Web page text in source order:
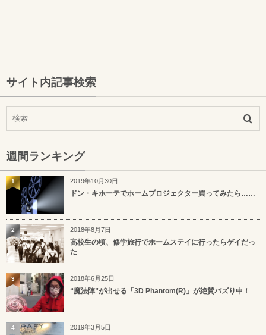
サイト内記事検索
週間ランキング
2019年10月30日
ドン・キホーテでホームプロジェクター買ってみたら……
1
2018年8月7日
高校生の頃、修学旅行でホームステイに行ったらゲイだっ
た
2
2018年6月25日
“魔法陣”が出せる「3D Phantom(R)」が絶賛バズり中！
3
2019年3月5日
4